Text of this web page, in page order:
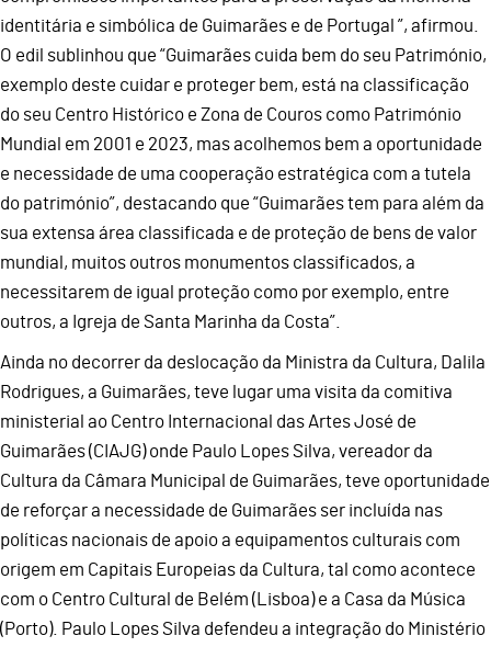
identitária e simbólica de Guimarães e de Portugal ”, afirmou.
O edil sublinhou que “Guimarães cuida bem do seu Património,
exemplo deste cuidar e proteger bem, está na classificação
do seu Centro Histórico e Zona de Couros como Património
Mundial em 2001 e 2023, mas acolhemos bem a oportunidade
e necessidade de uma cooperação estratégica com a tutela
do património”, destacando que “Guimarães tem para além da
sua extensa área classificada e de proteção de bens de valor
mundial, muitos outros monumentos classificados, a
necessitarem de igual proteção como por exemplo, entre
outros, a Igreja de Santa Marinha da Costa”.
Ainda no decorrer da deslocação da Ministra da Cultura, Dalila
Rodrigues, a Guimarães, teve lugar uma visita da comitiva
ministerial ao Centro Internacional das Artes José de
Guimarães (CIAJG) onde Paulo Lopes Silva, vereador da
Cultura da Câmara Municipal de Guimarães, teve oportunidade
de reforçar a necessidade de Guimarães ser incluída nas
políticas nacionais de apoio a equipamentos culturais com
origem em Capitais Europeias da Cultura, tal como acontece
com o Centro Cultural de Belém (Lisboa) e a Casa da Música
(Porto). Paulo Lopes Silva defendeu a integração do Ministério